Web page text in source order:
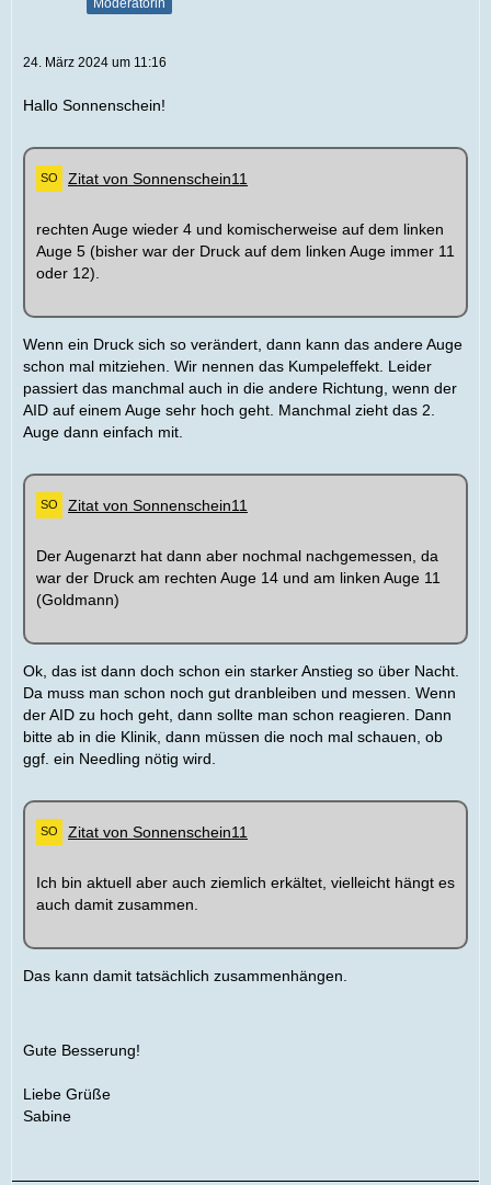
Moderatorin
24. März 2024 um 11:16
Hallo Sonnenschein!
Zitat von Sonnenschein11
rechten Auge wieder 4 und komischerweise auf dem linken
Auge 5 (bisher war der Druck auf dem linken Auge immer 11
oder 12).
Wenn ein Druck sich so verändert, dann kann das andere Auge
schon mal mitziehen. Wir nennen das Kumpeleffekt. Leider
passiert das manchmal auch in die andere Richtung, wenn der
AID auf einem Auge sehr hoch geht. Manchmal zieht das 2.
Auge dann einfach mit.
Zitat von Sonnenschein11
Der Augenarzt hat dann aber nochmal nachgemessen, da
war der Druck am rechten Auge 14 und am linken Auge 11
(Goldmann)
Ok, das ist dann doch schon ein starker Anstieg so über Nacht.
Da muss man schon noch gut dranbleiben und messen. Wenn
der AID zu hoch geht, dann sollte man schon reagieren. Dann
bitte ab in die Klinik, dann müssen die noch mal schauen, ob
ggf. ein Needling nötig wird.
Zitat von Sonnenschein11
Ich bin aktuell aber auch ziemlich erkältet, vielleicht hängt es
auch damit zusammen.
Das kann damit tatsächlich zusammenhängen.
Gute Besserung!
Liebe Grüße
Sabine